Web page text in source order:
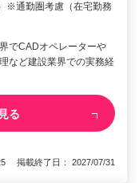
※通勤圏考慮（在宅勤務
でCADオペレーターや
など建設業界での実務経
る
掲載終了日： 2027/07/31